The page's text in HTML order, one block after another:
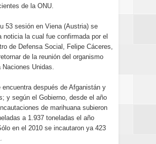
de la ONU.
53 sesión en Viena (Austria) se
noticia la cual fue confirmada por el
de Defensa Social, Felipe Cáceres,
de la reunión del organismo
Naciones Unidas.
encuentra después de Afganistán y
y según el Gobierno, desde el año
de marihuana subieron
a 1.937 toneladas el año
en el 2010 se incautaron ya 423